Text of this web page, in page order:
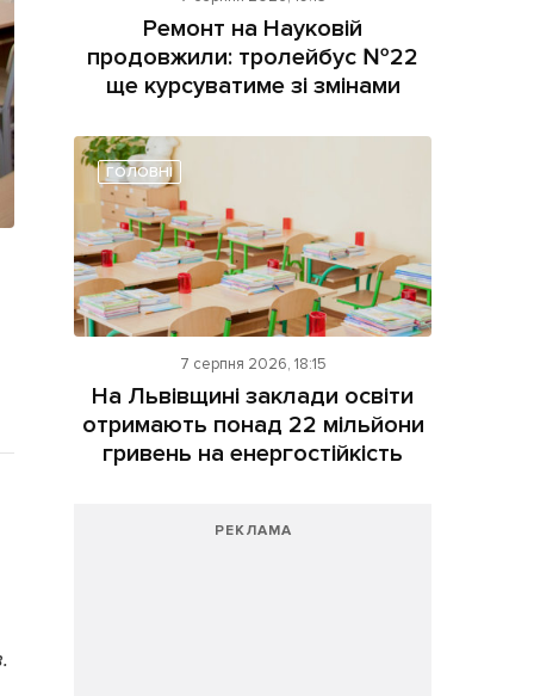
Ремонт на Науковій
продовжили: тролейбус №22
ще курсуватиме зі змінами
ГОЛОВНІ
7 серпня 2026, 18:15
На Львівщині заклади освіти
отримають понад 22 мільйони
гривень на енергостійкість
РЕКЛАМА